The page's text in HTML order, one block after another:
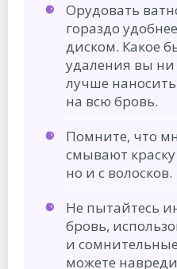
Орудовать
гораздо
диском. Какое
удаления вы ни
лучше
на всю бровь.
Помните, что
смывают
но и с волосков.
Не пытайтесь
бровь,
и
можете